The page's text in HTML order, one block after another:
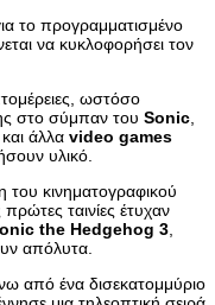
το προγραμματισμένο
να κυκλοφορήσει τον
ωστόσο
στο σύμπαν του Sonic
άλλα video games
υλικό.
του κινηματογραφικού
πρώτες ταινίες έτυχαν
the Hedgehog 3
απόλυτα.
από ένα δισεκατομμύριο